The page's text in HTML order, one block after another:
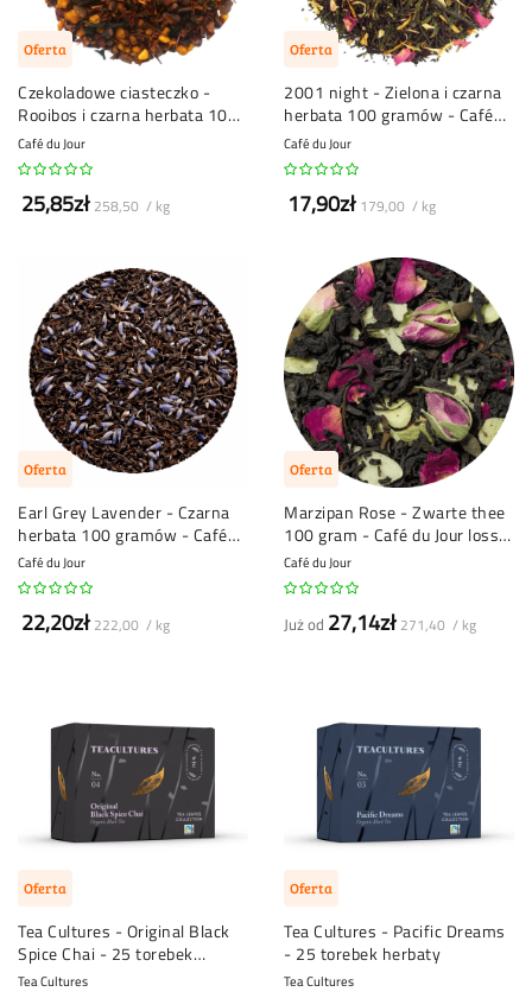
Oferta
Czekoladowe ciasteczko -
Rooibos i czarna herbata 100
gramów - Café du Jour
herbata liściasta
Café du Jour
25,85zł 258,50 / kg
Oferta
2001 night - Zielona i czarna
herbata 100 gramów - Café
du Jour herbata liściasta
Café du Jour
17,90zł 179,00 / kg
Oferta
Earl Grey Lavender - Czarna
herbata 100 gramów - Café
du Jour herbata liściasta
Café du Jour
22,20zł 222,00 / kg
Oferta
Marzipan Rose - Zwarte thee
100 gram - Café du Jour losse
thee
Café du Jour
Już od 27,14zł 271,40 / kg
Oferta
Tea Cultures - Original Black
Spice Chai - 25 torebek
herbaty
Tea Cultures
Oferta
Tea Cultures - Pacific Dreams
- 25 torebek herbaty
Tea Cultures